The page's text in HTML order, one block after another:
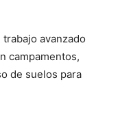
avanzado
campamentos,
de suelos para